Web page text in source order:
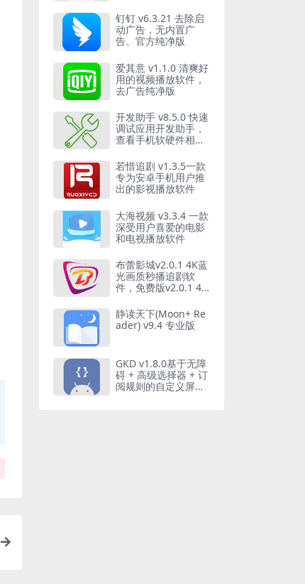
钉钉 v6.3.21 去除启
动广告，无内置广
告、官方纯净版
爱其意 v1.1.0 清爽好
用的视频播放软件，
去广告纯净版
开发助手 v8.5.0 快速
调试应用开发助手，
查看手机软硬件相关
若惜追剧 v1.3.5一款
专为安卓手机用户推
出的影视播放软件
大海视频 v3.3.4 一款
深受用户喜爱的电影
和电视播放软件
布蕾影城v2.0.1 4K蓝
光画质秒播追剧软
件，免费版v2.0.1 4K
件，免费版
静读天下(Moon+ Re
ader) v9.4 专业版
GKD v1.8.0基于无障
碍 + 高级选择器 + 订
阅规则的自定义屏幕